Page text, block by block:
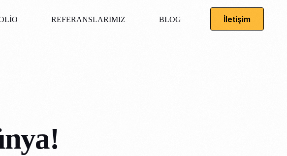
REFERANSLARIMIZ BLOG İletişim